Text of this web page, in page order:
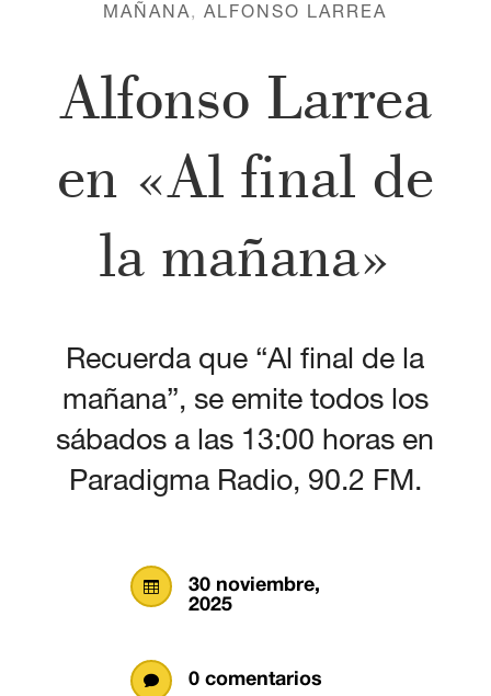
MAÑANA,ALFONSO LARREA
Alfonso Larrea
en «Al final de
la mañana»
Recuerda que “Al final de la
mañana”, se emite todos los
sábados a las 13:00 horas en
Paradigma Radio, 90.2 FM.

30 noviembre,
2025
 0 comentarios